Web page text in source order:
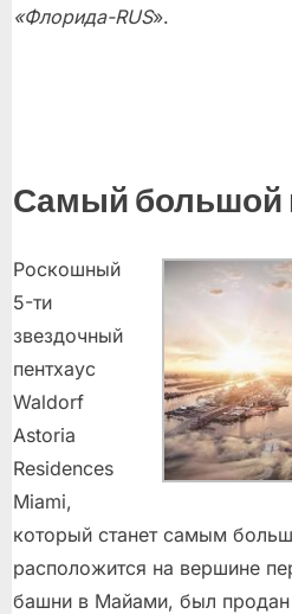
«Флорида-RUS».
Самый большой
Роскошный
5-ти
звездочный
пентхаус
Waldorf
Astoria
Residences
Miami,
который станет самым
расположится на вершине
башни в Майами, был